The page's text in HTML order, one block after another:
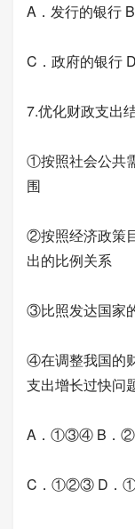
A．发行的银行
C．政府的银行
7.优化财政支出
①按照社会公共
围
②按照经济政策
出的比例关系
③比照发达国家
④在调整我国的
支出增长过快问
A．①③④ B．
C．①②③ D